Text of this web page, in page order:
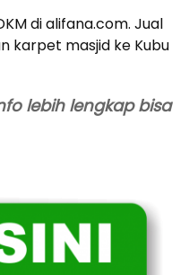
di alifana.com. Jual
karpet masjid ke Kubu
lebih lengkap bisa